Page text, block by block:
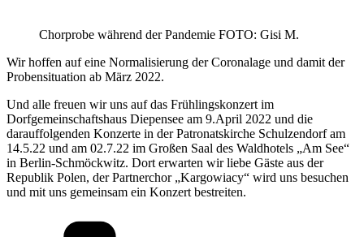
Chorprobe während der Pandemie FOTO: Gisi M.
Wir hoffen auf eine Normalisierung der Coronalage und damit der
Probensituation ab März 2022.
Und alle freuen wir uns auf das Frühlingskonzert im
Dorfgemeinschaftshaus Diepensee am 9.April 2022 und die
darauffolgenden Konzerte in der Patronatskirche Schulzendorf am
14.5.22 und am 02.7.22 im Großen Saal des Waldhotels „Am See“
in Berlin-Schmöckwitz. Dort erwarten wir liebe Gäste aus der
Republik Polen, der Partnerchor „Kargowiacy“ wird uns besuchen
und mit uns gemeinsam ein Konzert bestreiten.